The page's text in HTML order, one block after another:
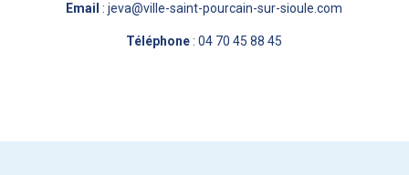
Email: jeva@ville-saint-pourcain-sur-sioule.com
Téléphone: 04 70 45 88 45